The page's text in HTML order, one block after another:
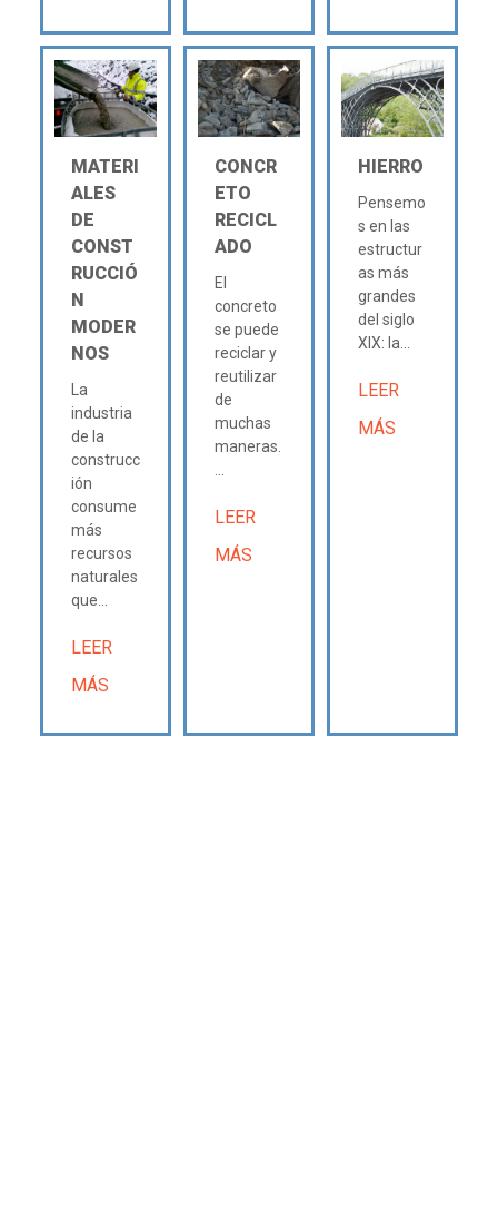
MATERI
ALES
DE
CONST
RUCCIÓ
N
MODER
NOS
La
industria
de la
construcc
ión
consume
más
recursos
naturales
que...
LEER
MÁS
CONCR
ETO
RECICL
ADO
El
concreto
se puede
reciclar y
reutilizar
de
muchas
maneras.
...
LEER
MÁS
HIERRO
Pensemo
s en las
estructur
as más
grandes
del siglo
XIX: la...
LEER
MÁS